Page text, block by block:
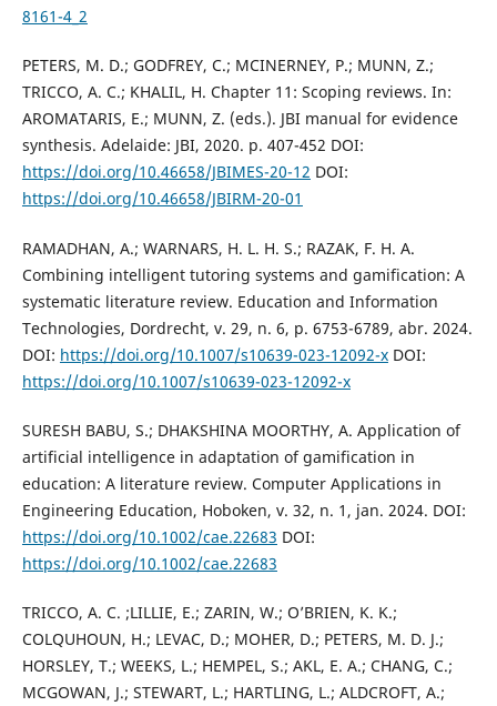
8161-4_2
PETERS, M. D.; GODFREY, C.; MCINERNEY, P.; MUNN, Z.;
TRICCO, A. C.; KHALIL, H. Chapter 11: Scoping reviews. In:
AROMATARIS, E.; MUNN, Z. (eds.). JBI manual for evidence
synthesis. Adelaide: JBI, 2020. p. 407-452 DOI:
https://doi.org/10.46658/JBIMES-20-12 DOI:
https://doi.org/10.46658/JBIRM-20-01
RAMADHAN, A.; WARNARS, H. L. H. S.; RAZAK, F. H. A.
Combining intelligent tutoring systems and gamification: A
systematic literature review. Education and Information
Technologies, Dordrecht, v. 29, n. 6, p. 6753-6789, abr. 2024.
DOI: https://doi.org/10.1007/s10639-023-12092-xDOI:
https://doi.org/10.1007/s10639-023-12092-x
SURESH BABU, S.; DHAKSHINA MOORTHY, A. Application of
artificial intelligence in adaptation of gamification in
education: A literature review. Computer Applications in
Engineering Education, Hoboken, v. 32, n. 1, jan. 2024. DOI:
https://doi.org/10.1002/cae.22683 DOI:
https://doi.org/10.1002/cae.22683
TRICCO, A. C. ;LILLIE, E.; ZARIN, W.; O’BRIEN, K. K.;
COLQUHOUN, H.; LEVAC, D.; MOHER, D.; PETERS, M. D. J.;
HORSLEY, T.; WEEKS, L.; HEMPEL, S.; AKL, E. A.; CHANG, C.;
MCGOWAN, J.; STEWART, L.; HARTLING, L.; ALDCROFT, A.;